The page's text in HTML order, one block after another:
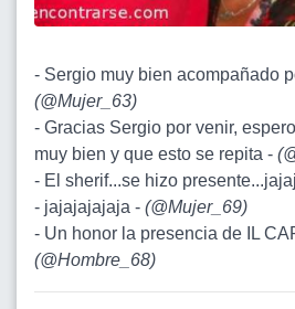
- Sergio muy bien acompañado
(@Mujer_63)
- Gracias Sergio por venir,
muy bien y que esto se repita - (
- El sherif...se hizo
- jajajajajaja - (@Mujer_69)
- Un honor la presencia de IL
(@Hombre_68)